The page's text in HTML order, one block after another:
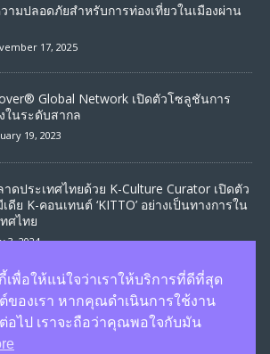
ามปลอดภัยสำหรับการท่องเที่ยวในเมืองผ่าน
17, 2025
Global Network เปิดตัวโซลูชันการ
ในระดับสากล
19, 2023
ดประเทศไทยด้วย K-Culture Curator เปิดตัว
ดีย K-คอนเทนต์ ‘KITTO’ อย่างเป็นทางการใน
ศไทย
3, 2024
เพื่อให้แน่ใจว่าเราให้บริการที่ดีที่สุด
ของเรา หากคุณดำเนินการใช้งาน
อไป เราจะถือว่าคุณพอใจกับมัน